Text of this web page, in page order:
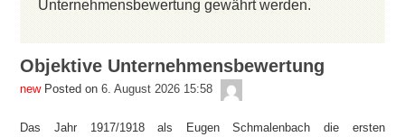
Unternehmensbewertung gewährt werden.
Objektive Unternehmensbewertung
Posted on 6. August 2026 15:58
Das Jahr 1917/1918 als Eugen Schmalenbach die ersten